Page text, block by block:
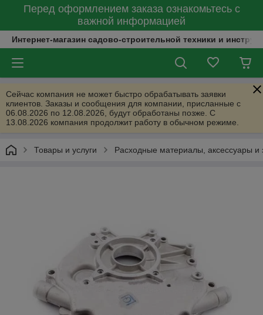
Перед оформлением заказа ознакомьтесь с
важной информацией
Интернет-магазин садово-строительной техники и
Сейчас компания не может быстро обрабатывать заявки
клиентов. Заказы и сообщения для компании, присланные с
06.08.2026 по 12.08.2026, будут обработаны позже. С
13.08.2026 компания продолжит работу в обычном режиме.
Товары и услуги Расходные материалы, аксессуары и